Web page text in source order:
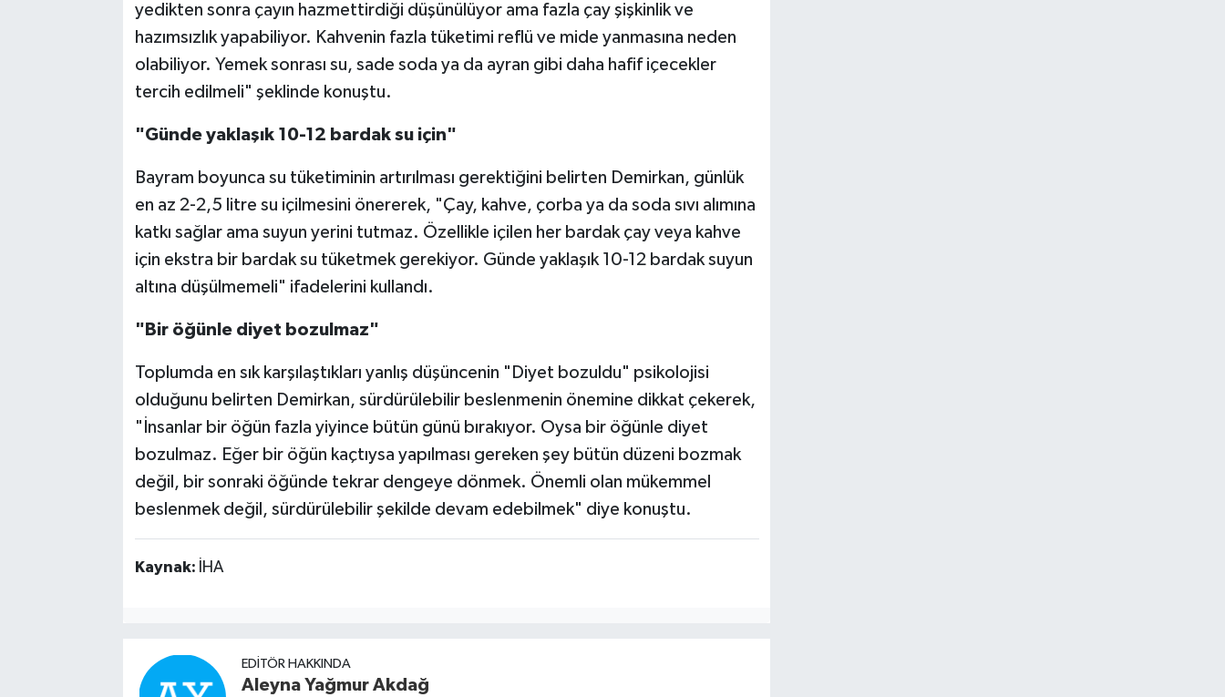
yedikten sonra çayın hazmettirdiği düşünülüyor ama fazla çay şişkinlik ve
hazımsızlık yapabiliyor. Kahvenin fazla tüketimi reflü ve mide yanmasına neden
olabiliyor. Yemek sonrası su, sade soda ya da ayran gibi daha hafif içecekler
tercih edilmeli" şeklinde konuştu.
"Günde yaklaşık 10-12 bardak su için"
Bayram boyunca su tüketiminin artırılması gerektiğini belirten Demirkan, günlük
en az 2-2,5 litre su içilmesini önererek, "Çay, kahve, çorba ya da soda sıvı alımına
katkı sağlar ama suyun yerini tutmaz. Özellikle içilen her bardak çay veya kahve
için ekstra bir bardak su tüketmek gerekiyor. Günde yaklaşık 10-12 bardak suyun
altına düşülmemeli" ifadelerini kullandı.
"Bir öğünle diyet bozulmaz"
Toplumda en sık karşılaştıkları yanlış düşüncenin "Diyet bozuldu" psikolojisi
olduğunu belirten Demirkan, sürdürülebilir beslenmenin önemine dikkat çekerek,
"İnsanlar bir öğün fazla yiyince bütün günü bırakıyor. Oysa bir öğünle diyet
bozulmaz. Eğer bir öğün kaçtıysa yapılması gereken şey bütün düzeni bozmak
değil, bir sonraki öğünde tekrar dengeye dönmek. Önemli olan mükemmel
beslenmek değil, sürdürülebilir şekilde devam edebilmek" diye konuştu.
Kaynak: İHA
EDITÖR HAKKINDA
Aleyna Yağmur Akdağ